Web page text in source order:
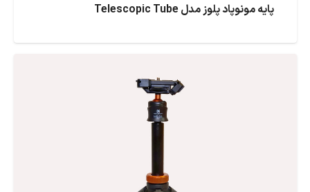
پایه مونوپاد پلوز مدل Telescopic Tube